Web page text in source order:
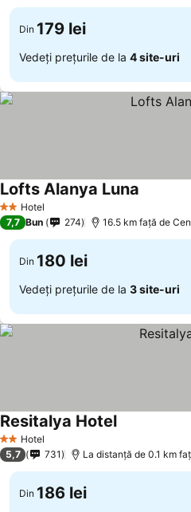
Din 179 lei
Vedeți prețurile de la 4 site-uri
2 SteleHotel
Lofts Alanya Luna
7,7 Bun 274 16.5 km faţă de
Din 180 lei
Vedeți prețurile de la 3 site-uri
2 SteleHotel
Resitalya HotelVedeți
5,7 731 La distanță de 0.1 km
Din 186 lei